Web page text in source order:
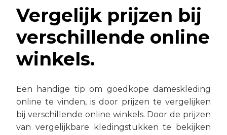
Vergelijk prijzen bij
verschillende online
winkels.
Een handige tip om goedkope dameskleding
online te vinden, is door prijzen te vergelijken
bij verschillende online winkels. Door de prijzen
van vergelijkbare kledingstukken te bekijken